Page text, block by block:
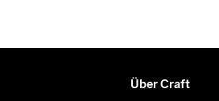
Über Craft